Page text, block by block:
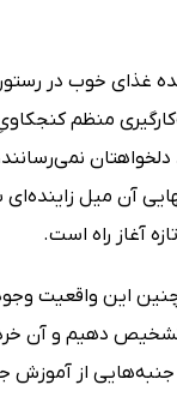
خوب در
منظم
نمی‌رسانند،
آن میل
آغاز راه است.
این واقعیت وجود
دهیم و آن خرد
جنبه‌هایی از